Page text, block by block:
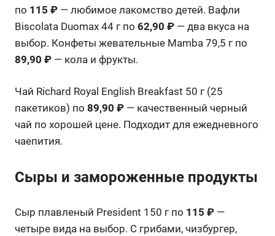
по 115 ₽ — любимое лакомство детей. Вафли
Biscolata Duomax 44 г по 62,90 ₽ — два вкуса на
выбор. Конфеты жевательные Mamba 79,5 г по
89,90 ₽ — кола и фрукты.
Чай Richard Royal English Breakfast 50 г (25
пакетиков) по 89,90 ₽ — качественный черный
чай по хорошей цене. Подходит для ежедневного
чаепития.
Сыры и замороженные продукты
Сыр плавленый President 150 г по 115 ₽ —
четыре вида на выбор. С грибами, чизбургер,